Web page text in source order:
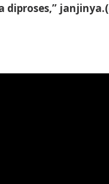
diproses,”